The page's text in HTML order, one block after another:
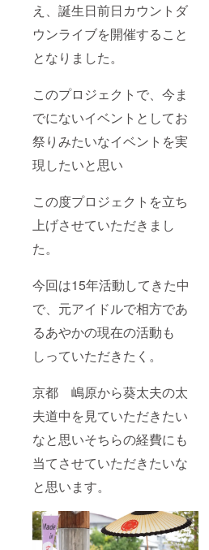
え、誕生日前日カウントダ
ウンライブを開催すること
となりました。
このプロジェクトで、今ま
でにないイベントとしてお
祭りみたいなイベントを実
現したいと思い
この度プロジェクトを立ち
上げさせていただきまし
た。
今回は15年活動してきた中
で、元アイドルで相方であ
るあやかの現在の活動も
しっていただきたく。
京都 嶋原から葵太夫の太
夫道中を見ていただきたい
なと思いそちらの経費にも
当てさせていただきたいな
と思います。